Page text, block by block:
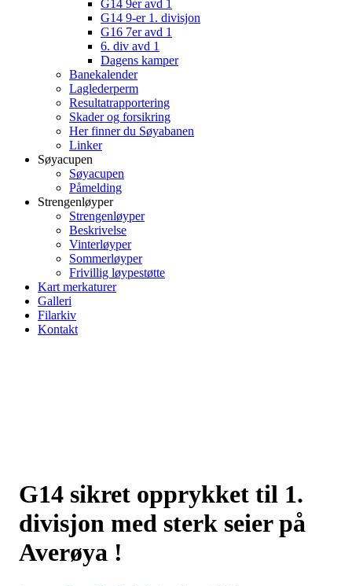
G14 9er avd 1
G14 9-er 1. divisjon
G16 7er avd 1
6. div avd 1
Dagens kamper
Banekalender
Laglederperm
Resultatrapportering
Skader og forsikring
Her finner du Søyabanen
Linker
Søyacupen
Søyacupen
Påmelding
Strengenløyper
Strengenløyper
Beskrivelse
Vinterløyper
Sommerløyper
Frivillig løypestøtte
Kart merkaturer
Galleri
Filarkiv
Kontakt
G14 sikret opprykket til 1.
divisjon med sterk seier på
Averøya !